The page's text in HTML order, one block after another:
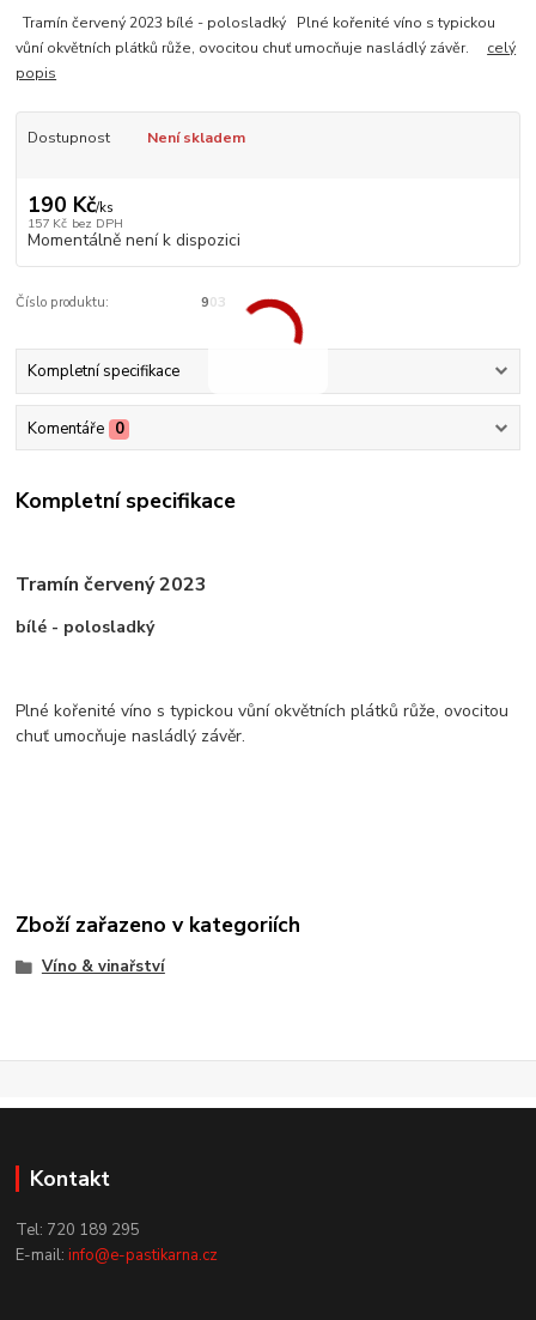
Tramín červený 2023 bílé - polosladký Plné kořenité víno s typickou
vůní okvětních plátků růže, ovocitou chuť umocňuje nasládlý závěr. celý
popis
Dostupnost Není skladem
190 Kč/ks
157 Kč bez DPH
Momentálně není k dispozici
Číslo produktu: 903
Kompletní specifikace
Komentáře 0
Kompletní specifikace
Tramín červený 2023
bílé - polosladký
Plné kořenité víno s typickou vůní okvětních plátků růže, ovocitou
chuť umocňuje nasládlý závěr.
Zboží zařazeno v kategoriích
Víno & vinařství
Kontakt
Tel: 720 189 295
E-mail:info@e-pastikarna.cz